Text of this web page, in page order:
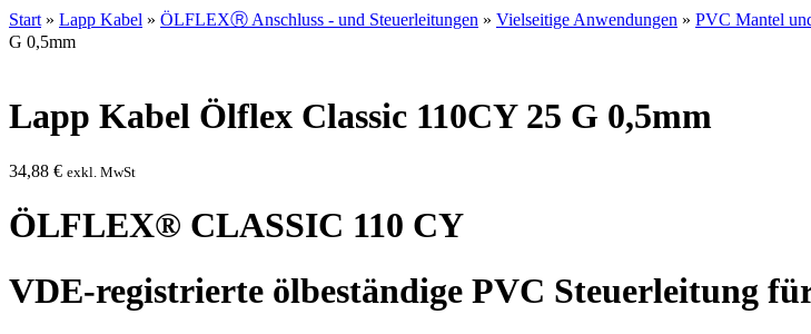
Start » Lapp Kabel » ÖLFLEXⓇ Anschluss - und Steuerleitungen » Vielseitige Anwendungen » PVC Mantel
G 0,5mm
Lapp Kabel Ölflex Classic 110CY 25 G 0,5mm
34,88 € exkl. MwSt
ÖLFLEX® CLASSIC 110 CY
VDE-registrierte ölbeständige PVC Steuerleitung